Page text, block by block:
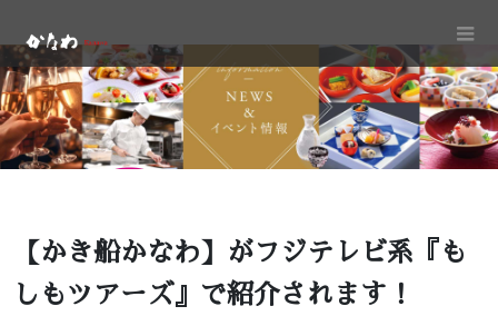
【かき船かなわ】がフジテレビ系『も
しもツアーズ』で紹介されます！